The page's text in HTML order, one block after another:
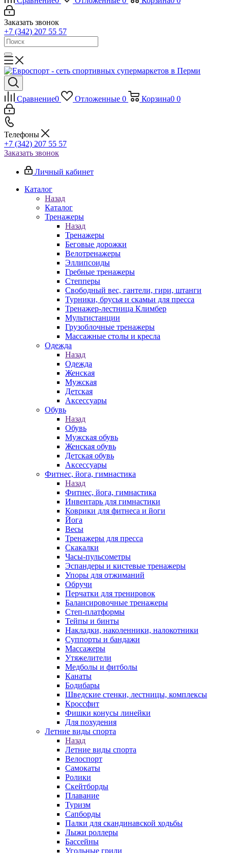
Заказать звонок
+7 (342) 207 55 57
Сравнение0 Отложенные 0 Корзина0 0
Телефоны
+7 (342) 207 55 57
Заказать звонок
Личный кабинет
Каталог
Назад
Каталог
Тренажеры
Назад
Тренажеры
Беговые дорожки
Велотренажеры
Эллипсоиды
Гребные тренажеры
Степперы
Свободный вес, гантели, гири, штанги
Турники, брусья и скамьи для пресса
Тренажер-лестница Климбер
Мультистанции
Грузоблочные тренажеры
Массажные столы и кресла
Одежда
Назад
Одежда
Женская
Мужская
Детская
Аксессуары
Обувь
Назад
Обувь
Мужская обувь
Женская обувь
Детская обувь
Аксессуары
Фитнес, йога, гимнастика
Назад
Фитнес, йога, гимнастика
Инвентарь для гимнастики
Коврики для фитнеса и йоги
Йога
Весы
Тренажеры для пресса
Скакалки
Часы-пульсометры
Эспандеры и кистевые тренажеры
Упоры для отжиманий
Обручи
Перчатки для тренировок
Балансировочные тренажеры
Степ-платформы
Тейпы и бинты
Накладки, наколенники, налокотники
Суппорты и бандажи
Массажеры
Утяжелители
Медболы и фитболы
Канаты
Бодибары
Шведские стенки, лестницы, комплексы
Кроссфит
Фишки конусы линейки
Для похудения
Летние виды спорта
Назад
Летние виды спорта
Велоспорт
Самокаты
Ролики
Скейтборды
Плавание
Туризм
Сапборды
Палки для скандинавской ходьбы
Лыжи роллеры
Бассейны
Угольные грили